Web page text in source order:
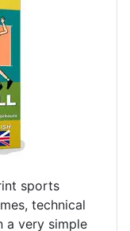
sports
technical
a very simple